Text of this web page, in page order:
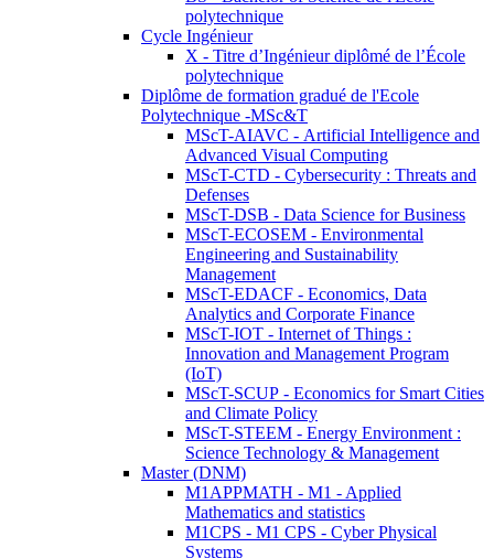
polytechnique
Cycle Ingénieur
X - Titre d’Ingénieur diplômé de l’École
polytechnique
Diplôme de formation gradué de l'Ecole
Polytechnique -MSc&T
MScT-AIAVC - Artificial Intelligence and
Advanced Visual Computing
MScT-CTD - Cybersecurity : Threats and
Defenses
MScT-DSB - Data Science for Business
MScT-ECOSEM - Environmental
Engineering and Sustainability
Management
MScT-EDACF - Economics, Data
Analytics and Corporate Finance
MScT-IOT - Internet of Things :
Innovation and Management Program
(IoT)
MScT-SCUP - Economics for Smart Cities
and Climate Policy
MScT-STEEM - Energy Environment :
Science Technology & Management
Master (DNM)
M1APPMATH - M1 - Applied
Mathematics and statistics
M1CPS - M1 CPS - Cyber Physical
Systems